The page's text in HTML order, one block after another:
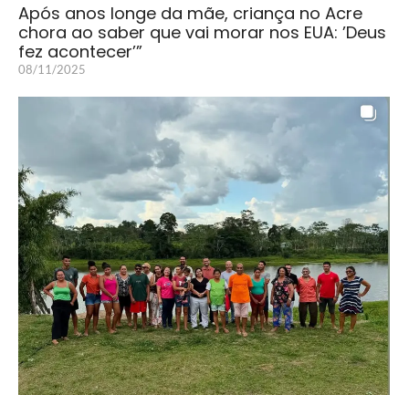
Após anos longe da mãe, criança no Acre
chora ao saber que vai morar nos EUA: ’Deus
fez acontecer’”
08/11/2025